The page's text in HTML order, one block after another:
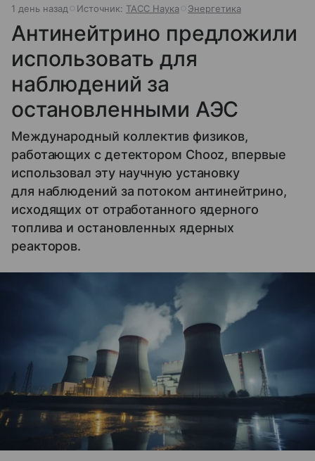
1 день назад Источник: ТАСС Наука Энергетика
Антинейтрино предложили
использовать для
наблюдений за
остановленными АЭС
Международный коллектив физиков,
работающих с детектором Chooz, впервые
использовал эту научную установку
для наблюдений за потоком антинейтрино,
исходящих от отработанного ядерного
топлива и остановленных ядерных
реакторов.